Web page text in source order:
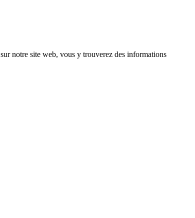
sur notre site web, vous y trouverez des informations